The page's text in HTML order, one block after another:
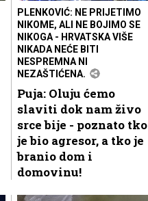
PLENKOVIĆ: NE PRIJETIMO
NIKOME, ALI NE BOJIMO SE
NIKOGA - HRVATSKA VIŠE
NIKADA NEĆE BITI
NESPREMNA NI
NEZAŠTIĆENA.
Puja: Oluju ćemo
slaviti dok nam živo
srce bije - poznato tko
je bio agresor, a tko je
branio dom i
domovinu!